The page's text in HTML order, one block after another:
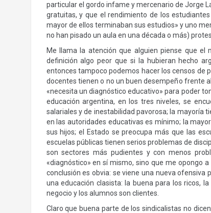
particular el gordo infame y mercenario de Jorge
gratuitas, y que el rendimiento de los
mayor de ellos terminaban sus estudios» y uno
no han pisado un aula en una década o más)
Me llama la atención que alguien piense que
definición algo peor que si la hubieran hecho
entonces tampoco podemos hacer los censos de
docentes tienen o no un buen desempeño frente
«necesita un diagnóstico educativo» para poder
educación argentina, en los tres niveles, se
salariales y de inestabilidad pavorosa; la mayoría
en las autoridades educativas es mínimo; la
sus hijos; el Estado se preocupa más que las
escuelas públicas tienen serios problemas de
son sectores más pudientes y con menos
«diagnóstico» en sí mismo, sino que me opongo
conclusión es obvia: se viene una nueva
una educación clasista: la buena para los ricos,
negocio y los alumnos son clientes.
Claro que buena parte de los sindicalistas no